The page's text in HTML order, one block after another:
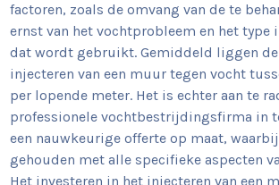
factoren, zoals de omvang van de te
ernst van het vochtprobleem en het type
dat wordt gebruikt. Gemiddeld liggen
injecteren van een muur tegen vocht
per lopende meter. Het is echter aan te
professionele vochtbestrijdingsfirma in
een nauwkeurige offerte op maat,
gehouden met alle specifieke aspecten
Het investeren in het injecteren van een